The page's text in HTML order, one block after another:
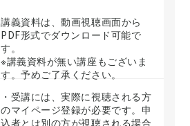
講義資料は、動画視聴画面から
PDF形式でダウンロード可能で
す。
※講義資料が無い講座もございま
す。予めご了承ください。
・受講には、実際に視聴される方
のマイページ登録が必要です。申
込者とは別の方が視聴される場合